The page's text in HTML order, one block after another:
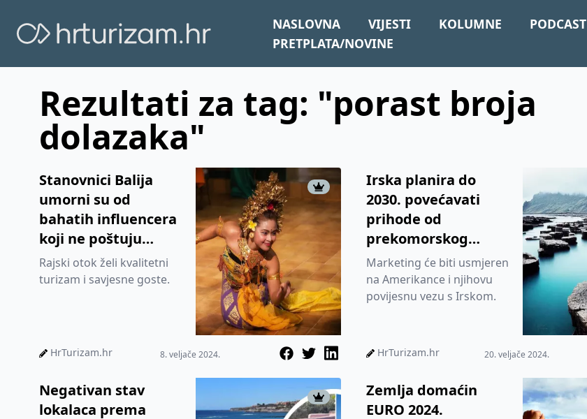
NASLOVNA VIJESTI KOLUMNE PODCAST
PRETPLATA/NOVINE
Rezultati za tag: "porast broja
dolazaka"
Stanovnici Balija
umorni su od
bahatih influencera
koji ne poštuju
lokalne ljude i
njihovu kulturu
Rajski otok želi kvalitetni
turizam i savjesne goste.
HrTurizam.hr 8. veljače 2024.
Irska planira do
2030. povećavati
prihode od
prekomorskog
turizma za 5,6 posto
godišnje
Marketing će biti usmjeren
na Amerikance i njihovu
povijesnu vezu s Irskom.
HrTurizam.hr 20. veljače 2024.
Negativan stav
lokalaca prema
Zemlja domaćin
EURO 2024.